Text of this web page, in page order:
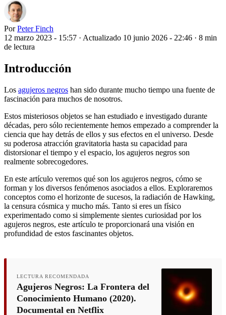
Por Peter Finch
12 marzo 2023 - 15:57 · Actualizado 10 junio 2026 - 22:46 · 8 min
de lectura
Introducción
Los agujeros negros han sido durante mucho tiempo una fuente de
fascinación para muchos de nosotros.
Estos misteriosos objetos se han estudiado e investigado durante
décadas, pero sólo recientemente hemos empezado a comprender la
ciencia que hay detrás de ellos y sus efectos en el universo. Desde
su poderosa atracción gravitatoria hasta su capacidad para
distorsionar el tiempo y el espacio, los agujeros negros son
realmente sobrecogedores.
En este artículo veremos qué son los agujeros negros, cómo se
forman y los diversos fenómenos asociados a ellos. Exploraremos
conceptos como el horizonte de sucesos, la radiación de Hawking,
la censura cósmica y mucho más. Tanto si eres un físico
experimentado como si simplemente sientes curiosidad por los
agujeros negros, este artículo te proporcionará una visión en
profundidad de estos fascinantes objetos.
LECTURA RECOMENDADA
Agujeros Negros: La Frontera del
Conocimiento Humano (2020).
Documental en Netflix